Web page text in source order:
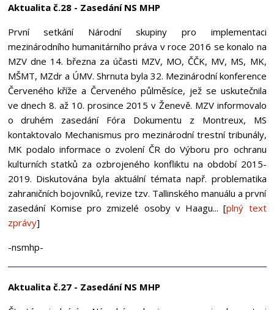
Aktualita č.28 - Zasedání NS MHP
První setkání Národní skupiny pro implementaci
mezinárodního humanitárního práva v roce 2016 se konalo na
MZV dne 14. března za účasti MZV, MO, ČČK, MV, MS, MK,
MŠMT, MZdr a ÚMV. Shrnuta byla 32. Mezinárodní konference
Červeného kříže a Červeného půlměsíce, jež se uskutečnila
ve dnech 8. až 10. prosince 2015 v Ženevě. MZV informovalo
o druhém zasedání Fóra Dokumentu z Montreux, MS
kontaktovalo Mechanismus pro mezinárodní trestní tribunály,
MK podalo informace o zvolení ČR do Výboru pro ochranu
kulturních statků za ozbrojeného konfliktu na období 2015-
2019. Diskutována byla aktuální témata např. problematika
zahraničních bojovníků, revize tzv. Tallinského manuálu a první
zasedání Komise pro zmizelé osoby v Haagu... [plný text
zprávy]
-nsmhp-
Aktualita č.27 - Zasedání NS MHP